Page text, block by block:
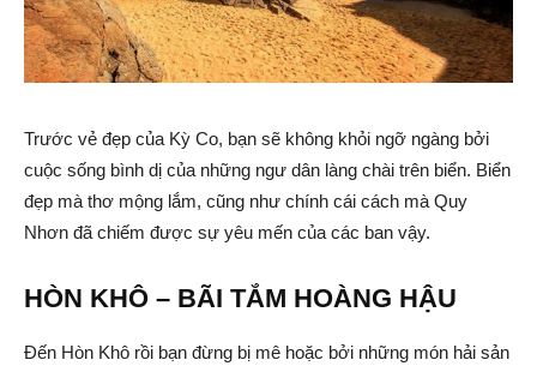
Trước vẻ đẹp của Kỳ Co, bạn sẽ không khỏi ngỡ ngàng bởi
cuộc sống bình dị của những ngư dân làng chài trên biển. Biển
đẹp mà thơ mộng lắm, cũng như chính cái cách mà Quy
Nhơn đã chiếm được sự yêu mến của các ban vậy.
HÒN KHÔ – BÃI TẮM HOÀNG HẬU
Đến Hòn Khô rồi bạn đừng bị mê hoặc bởi những món hải sản